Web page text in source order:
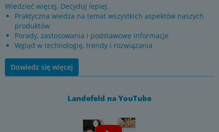
Wiedzieć więcej. Decyduj lepiej.
Praktyczna wiedza na temat wszystkich aspektów naszych
produktów
Porady, zastosowania i podstawowe informacje
Wgląd w technologię, trendy i rozwiązania
Dowiedz się więcej
Landefeld na YouTube